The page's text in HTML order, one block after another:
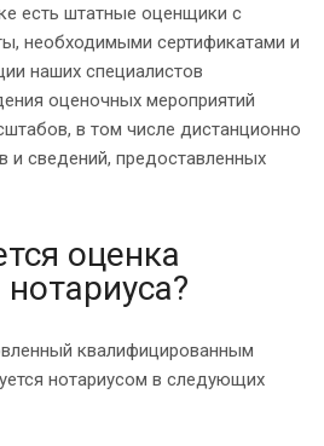
есть штатные оценщики с
необходимыми сертификатами и
наших специалистов
оценочных мероприятий
в том числе дистанционно
и сведений, предоставленных
оценка
квалифицированным
нотариусом в следующих